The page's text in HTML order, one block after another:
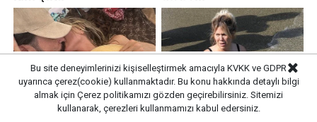
Bu site deneyimlerinizi kişiselleştirmek amacıyla KVKK ve GDPR
uyarınca çerez(cookie) kullanmaktadır. Bu konu hakkında detaylı bilgi
almak için Çerez politikamızı gözden geçirebilirsiniz. Sitemizi
kullanarak, çerezleri kullanmamızı kabul edersiniz.